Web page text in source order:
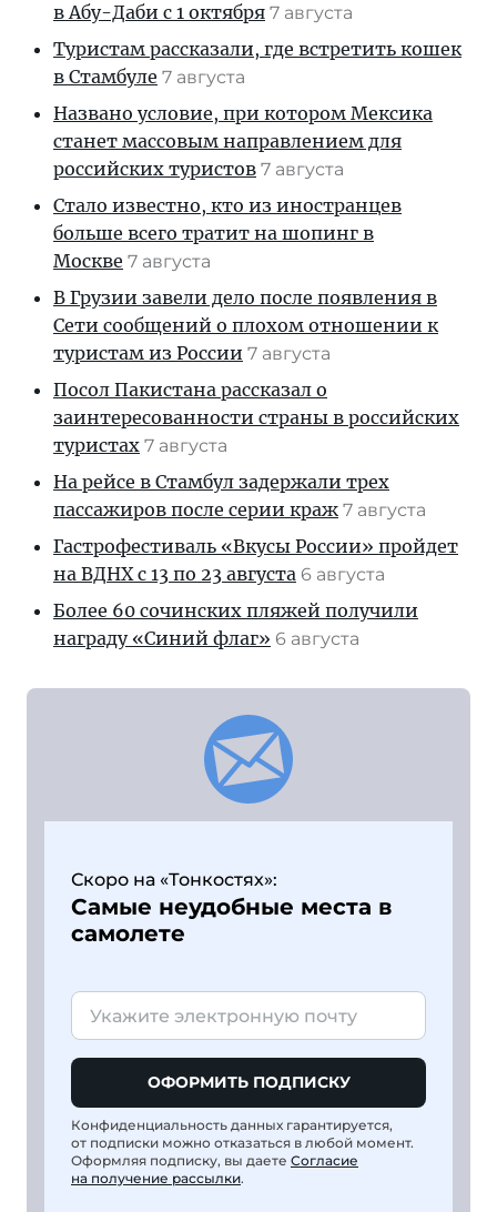
в Абу-Даби с 1 октября 7 августа
Туристам рассказали, где встретить кошек
в Стамбуле 7 августа
Названо условие, при котором Мексика
станет массовым направлением для
российских туристов 7 августа
Стало известно, кто из иностранцев
больше всего тратит на шопинг в
Москве 7 августа
В Грузии завели дело после появления в
Сети сообщений о плохом отношении к
туристам из России 7 августа
Посол Пакистана рассказал о
заинтересованности страны в российских
туристах 7 августа
На рейсе в Стамбул задержали трех
пассажиров после серии краж 7 августа
Гастрофестиваль «Вкусы России» пройдет
на ВДНХ с 13 по 23 августа 6 августа
Более 60 сочинских пляжей получили
награду «Синий флаг» 6 августа
Скоро на «Тонкостях»:
Самые неудобные места в
самолете
ОФОРМИТЬ ПОДПИСКУ
Конфиденциальность данных гарантируется,
от подписки можно отказаться в любой момент.
Оформляя подписку, вы даете Согласие
на получение рассылки.